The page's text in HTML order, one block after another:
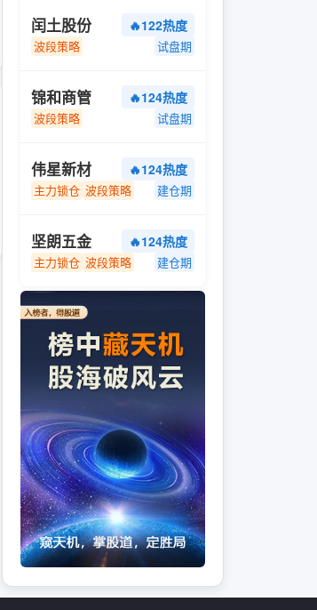
闰土股份 🔥122热度
波段策略 试盘期
锦和商管 🔥124热度
波段策略 试盘期
伟星新材 🔥124热度
主力锁仓 波段策略 建仓期
坚朗五金 🔥124热度
主力锁仓 波段策略 建仓期